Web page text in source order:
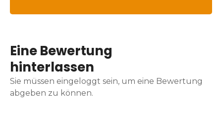
Eine Bewertung
hinterlassen
Sie müssen eingeloggt sein, um eine Bewertung
abgeben zu können.